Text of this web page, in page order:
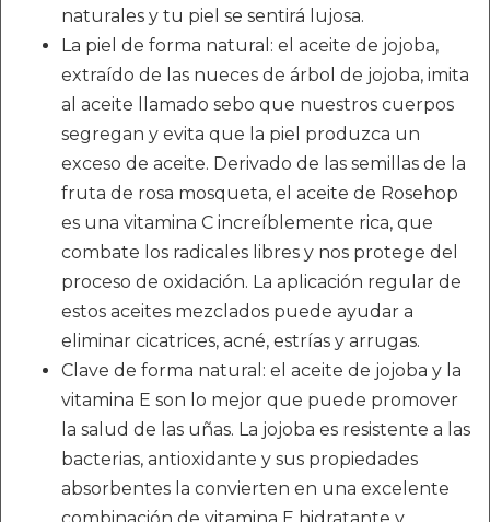
naturales y tu piel se sentirá lujosa.
La piel de forma natural: el aceite de jojoba,
extraído de las nueces de árbol de jojoba, imita
al aceite llamado sebo que nuestros cuerpos
segregan y evita que la piel produzca un
exceso de aceite. Derivado de las semillas de la
fruta de rosa mosqueta, el aceite de Rosehop
es una vitamina C increíblemente rica, que
combate los radicales libres y nos protege del
proceso de oxidación. La aplicación regular de
estos aceites mezclados puede ayudar a
eliminar cicatrices, acné, estrías y arrugas.
Clave de forma natural: el aceite de jojoba y la
vitamina E son lo mejor que puede promover
la salud de las uñas. La jojoba es resistente a las
bacterias, antioxidante y sus propiedades
absorbentes la convierten en una excelente